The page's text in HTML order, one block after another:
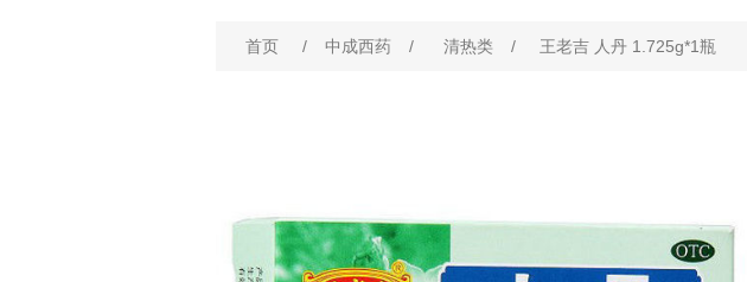
首页 / 中成西药 / 清热类 / 王老吉 人丹 1.725g*1瓶